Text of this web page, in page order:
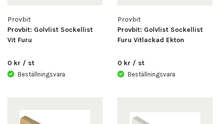
Provbit
Provbit: Golvlist Sockellist
Vit Furu
0 kr / st
Beställningsvara
Provbit
Provbit: Golvlist Sockellist
Furu Vitlackad Ekton
0 kr / st
Beställningsvara